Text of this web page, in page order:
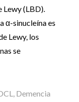
Lewy (LBD).
α-sinucleína es
Lewy, los
se
, Demencia